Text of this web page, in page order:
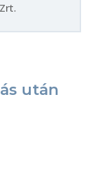
után